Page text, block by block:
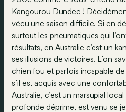
Kangourou Dundee !
vécu une saison difficile. Si en
surtout les pneumatiques qui
résultats, en Australie c’est un
ses illusions de victoires. L’on
chien fou et parfois incapable
s’il est acquis avec une
Australie, c’est un marsupial
profonde déprime, est venu se